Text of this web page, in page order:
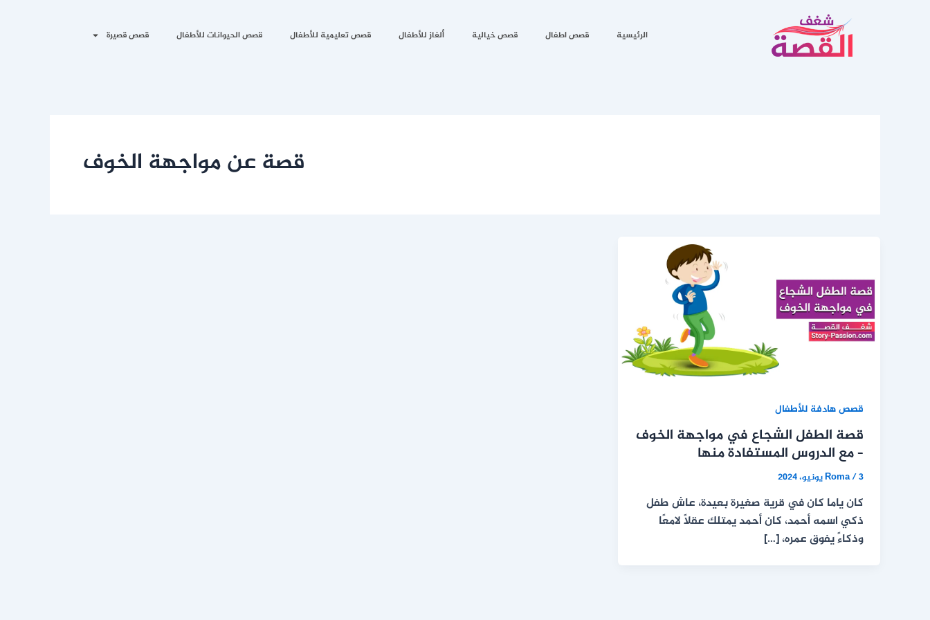
الرئيسية قصص اطفال قصص خيالية ألغاز للأطفال قصص تعليمية للأطفال قصص الحيوانات للأطفال قصص قصيرة
قصة عن مواجهة الخوف
قصص هادفة للأطفال
قصة الطفل الشجاع في مواجهة الخوف
– مع الدروس المستفادة منها
Roma/3 يونيو، 2024
كان ياما كان في قرية صغيرة بعيدة، عاش طفل
ذكي اسمه أحمد، كان أحمد يمتلك عقلًا لامعًا
وذكاءً يفوق عمره، […]